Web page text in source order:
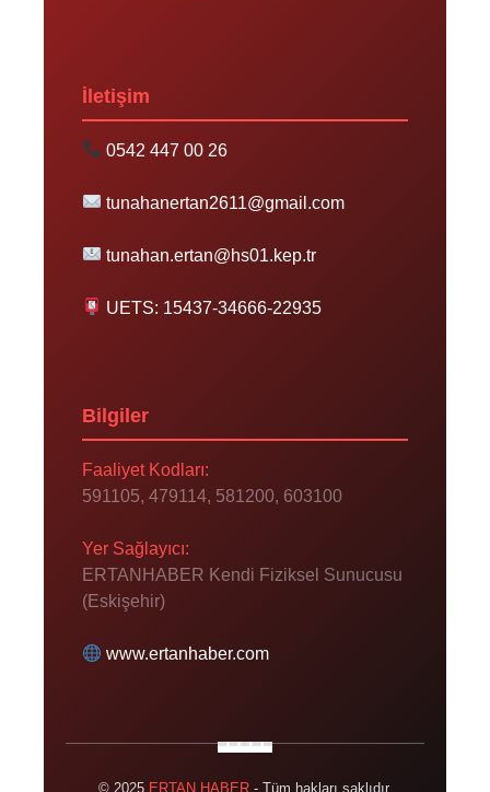
İletişim
0542 447 00 26
tunahanertan2611@gmail.com
tunahan.ertan@hs01.kep.tr
UETS: 15437-34666-22935
Bilgiler
Faaliyet Kodları:
591105, 479114, 581200, 603100
Yer Sağlayıcı:
ERTANHABER Kendi Fiziksel Sunucusu
(Eskişehir)
www.ertanhaber.com
© 2025 ERTAN HABER- Tüm hakları saklıdır.